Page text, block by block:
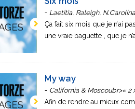
- Laetitia, Raleigh,
Ça fait six mois que je n’ai
une vraie baguette , que je
My way
- California & Moscoubr>« 2
Afin de rendre au mieux